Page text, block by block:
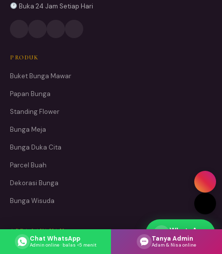
Buka 24 Jam Setiap Hari
PRODUK
Buket Bunga Mawar
Papan Bunga
Standing Flower
Bunga Meja
Bunga Duka Cita
Parcel Buah
Dekorasi Bunga
Bunga Wisuda
AREA LAYANAN
Toko Bunga Jakarta
WhatsApp
Respons cepat
Chat WhatsApp
Admin online · balas <5 menit
Tanya Admin
Adam & Nisa online